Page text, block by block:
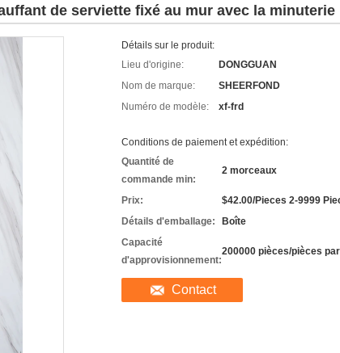
de serviette fixé au mur avec la minuterie
Détails sur le produit:
Lieu d'origine:
DONGGUAN
Nom de marque:
SHEERFOND
Numéro de modèle:
xf-frd
Conditions de paiement et expédition:
Quantité de
commande min:
2 morceaux
Prix:
$42.00/Pieces 2-9999
Détails d'emballage:
Boîte
Capacité
d'approvisionnement:
200000 pièces/pièces
Contact